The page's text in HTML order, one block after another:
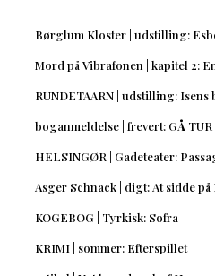
Børglum Kloster | udstilling:
Mord på Vibrafonen | kapitel 2:
RUNDETAARN | udstilling:
boganmeldelse | frevert: GÅ TUR
HELSINGØR | Gadeteater:
Asger Schnack | digt: At sidde
KOGEBOG | Tyrkisk: Sofra
KRIMI | sommer: Efterspillet